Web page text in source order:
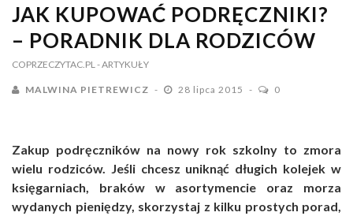
JAK KUPOWAĆ PODRĘCZNIKI?
– PORADNIK DLA RODZICÓW
COPRZECZYTAC.PL - ARTYKUŁY
MALWINA PIETREWICZ 28 lipca 2015 0
Zakup podręczników na nowy rok szkolny to zmora
wielu rodziców. Jeśli chcesz uniknąć długich kolejek w
księgarniach, braków w asortymencie oraz morza
wydanych pieniędzy, skorzystaj z kilku prostych porad,